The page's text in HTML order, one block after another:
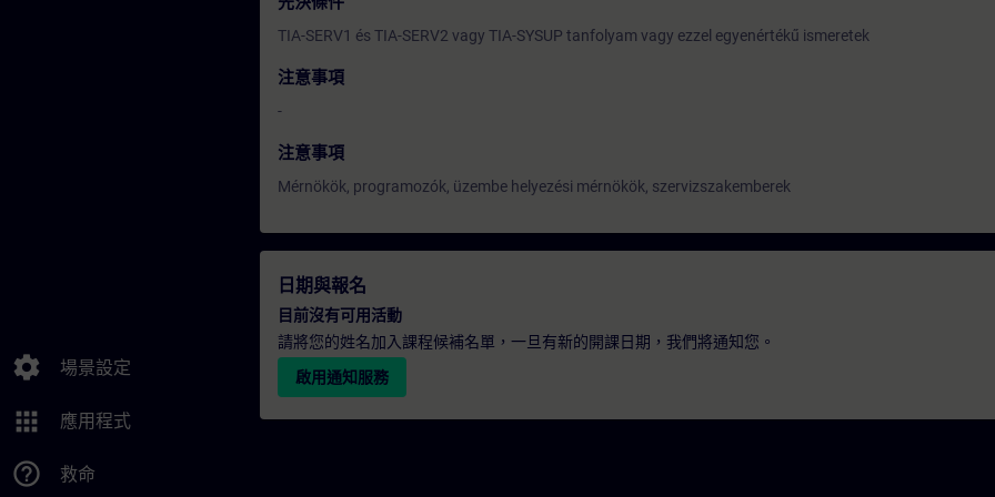
settings 場景設定
apps 應用程式
help_outline 救命
TIA-SERV1 és TIA-SERV2 vagy TIA-SYSUP tanfolyam vagy ezzel egyenértékű ismeretek
注意事項
-
注意事項
Mérnökök, programozók, üzembe helyezési mérnökök, szervizszakemberek
日期與報名
目前沒有可用活動
請將您的姓名加入課程候補名單，一旦有新的開課日期，我們將通知您。
啟用通知服務